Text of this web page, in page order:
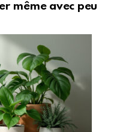
même avec peu